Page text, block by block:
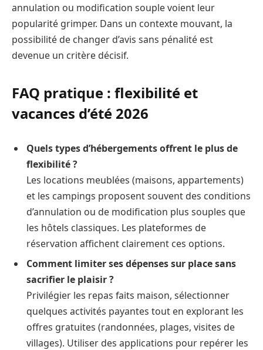
annulation ou modification souple voient leur
popularité grimper. Dans un contexte mouvant, la
possibilité de changer d’avis sans pénalité est
devenue un critère décisif.
FAQ pratique : flexibilité et
vacances d’été 2026
Quels types d’hébergements offrent le plus de
flexibilité ?
Les locations meublées (maisons, appartements)
et les campings proposent souvent des conditions
d’annulation ou de modification plus souples que
les hôtels classiques. Les plateformes de
réservation affichent clairement ces options.
Comment limiter ses dépenses sur place sans
sacrifier le plaisir ?
Privilégier les repas faits maison, sélectionner
quelques activités payantes tout en explorant les
offres gratuites (randonnées, plages, visites de
villages). Utiliser des applications pour repérer les